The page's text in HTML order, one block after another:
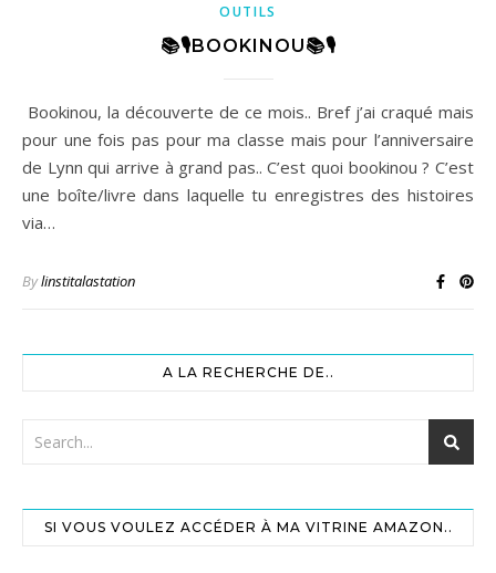
OUTILS
📚🎙BOOKINOU📚🎙
Bookinou, la découverte de ce mois.. Bref j’ai craqué mais
pour une fois pas pour ma classe mais pour l’anniversaire
de Lynn qui arrive à grand pas.. C’est quoi bookinou ? C’est
une boîte/livre dans laquelle tu enregistres des histoires
via…
Bylinstitalastation
A LA RECHERCHE DE..
SI VOUS VOULEZ ACCÉDER À MA VITRINE AMAZON..